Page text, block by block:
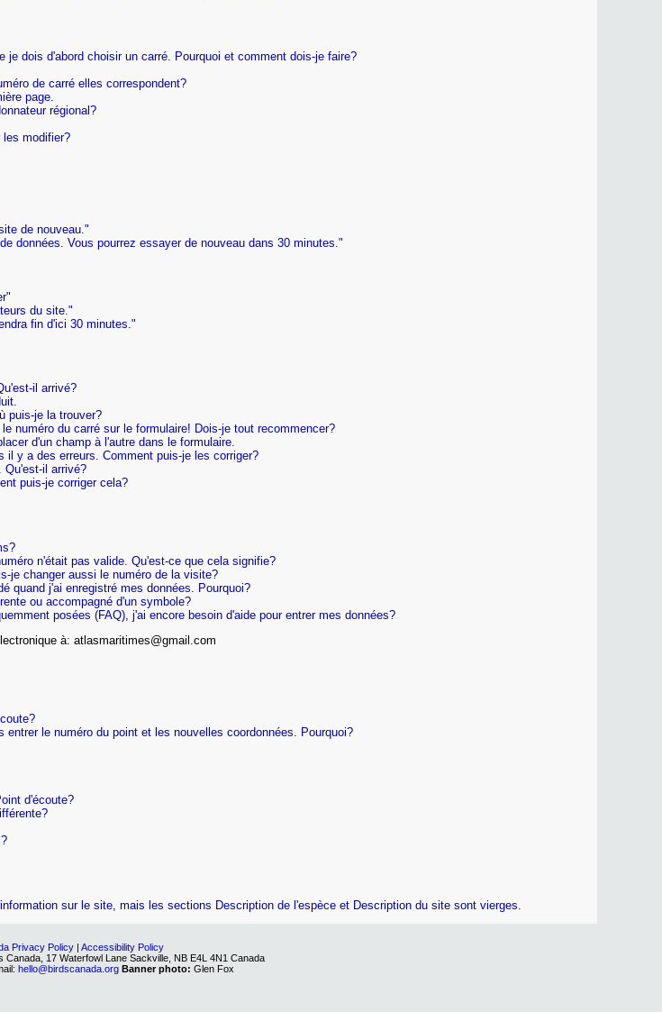
dois d'abord choisir un carré. Pourquoi et comment dois-je faire?
de carré elles correspondent?
page.
régional?
les modifier?
de nouveau."
données. Vous pourrez essayer de nouveau dans 30 minutes."
du site."
fin d'ici 30 minutes."
il arrivé?
puis-je la trouver?
numéro du carré sur le formulaire! Dois-je tout recommencer?
d'un champ à l'autre dans le formulaire.
y a des erreurs. Comment puis-je les corriger?
Qu'est-il arrivé?
puis-je corriger cela?
n'était pas valide. Qu'est-ce que cela signifie?
je changer aussi le numéro de la visite?
quand j'ai enregistré mes données. Pourquoi?
ou accompagné d'un symbole?
posées (FAQ), j'ai encore besoin d'aide pour entrer mes données?
à: atlasmaritimes@gmail.com
le numéro du point et les nouvelles coordonnées. Pourquoi?
d'écoute?
sur le site, mais les sections Description de l'espèce et Description du site sont vierges.
Privacy Policy | Accessibility Policy
Canada, 17 Waterfowl Lane Sackville, NB E4L 4N1 Canada
hello@birdscanada.org Banner photo: Glen Fox